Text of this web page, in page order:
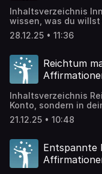
Inhaltsverzeichnis
wissen, was du willst
anfühlen, wenn du
Entscheidungen
Mit positiven
Affirmationen
28.12.25 • 11:36
Reichtum
Inhaltsverzeichnis
Konto, sondern in
aussehen, wenn du
und ein Leben in
manifestieren mit
Affirmationen in
für Wohlstand zu […]
21.12.25 • 10:48
Entspannte